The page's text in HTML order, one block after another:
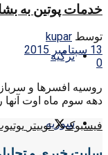
ترکیه
سوریه
خدمات پوتین به
توسط kupar
13 سپتامبر 2015
0
روسیه افسرها و
دهه سوم ماه اوت آنها
فیسبوک
توییتر